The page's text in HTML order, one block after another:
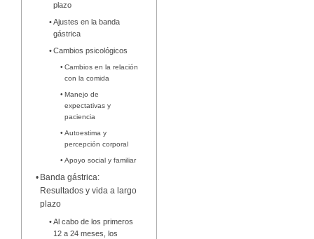
plazo
Ajustes en la banda
gástrica
Cambios psicológicos
Cambios en la relación
con la comida
Manejo de
expectativas y
paciencia
Autoestima y
percepción corporal
Apoyo social y familiar
Banda gástrica:
Resultados y vida a largo
plazo
Al cabo de los primeros
12 a 24 meses, los